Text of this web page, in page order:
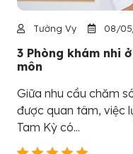
Tường Vy 08/
3 Phòng khám nhi
môn
Giữa nhu cầu chăm
được quan tâm, việc
Tam Kỳ có...